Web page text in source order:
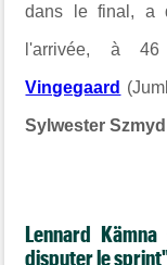
dans le final, a
l'arrivée, à
Vingegaard
Sylwester Szmyd
Lennard
disputer le